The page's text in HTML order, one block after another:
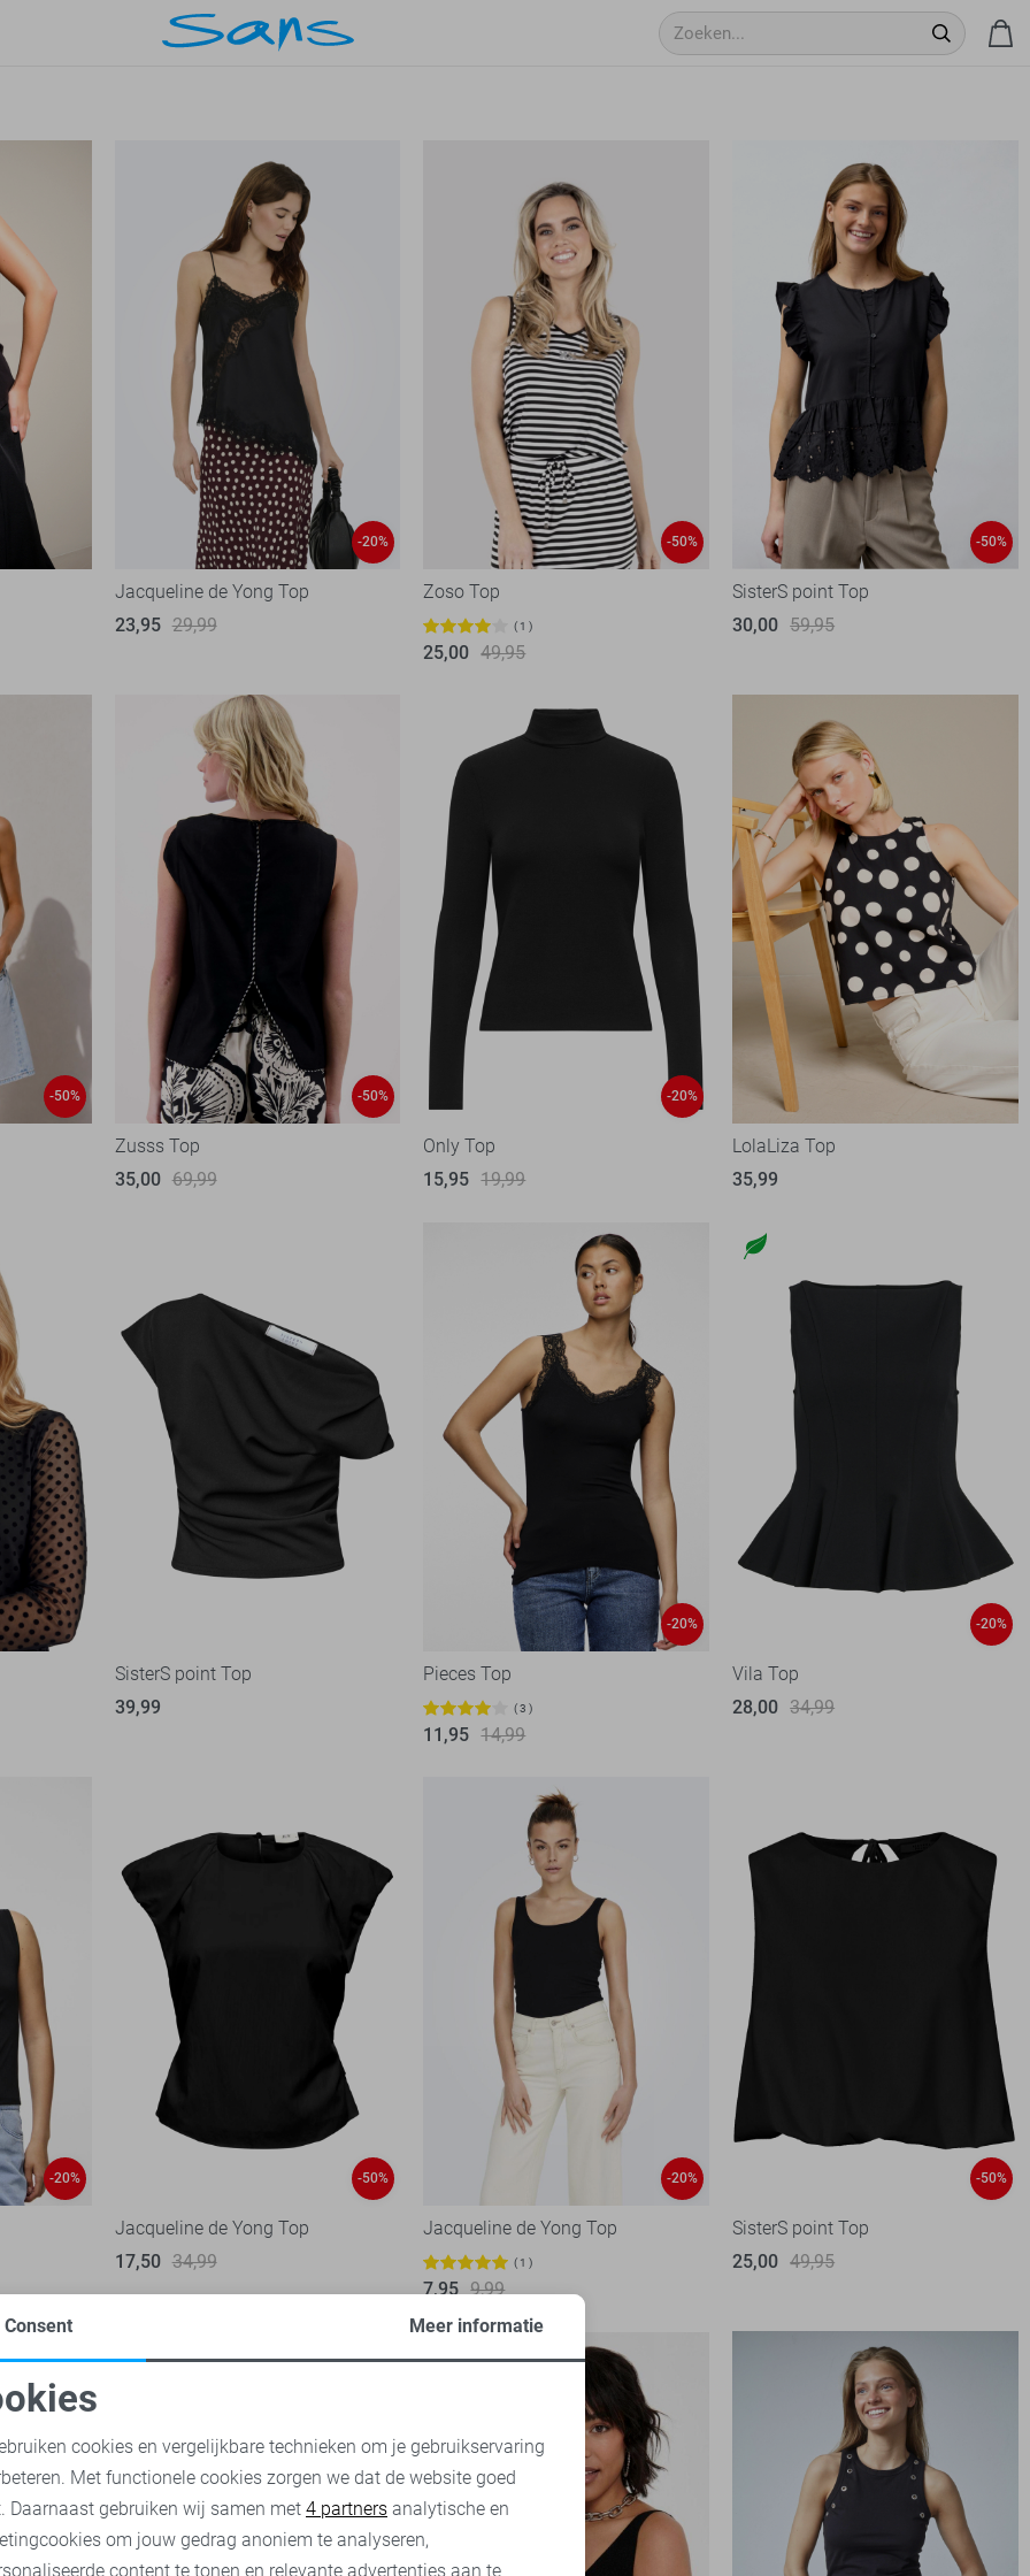
-20%
Jacqueline de Yong Top
23,95 29,99
-50%
Zoso Top
1
25,00 49,95
-50%
SisterS point Top
30,00 59,95
-50% -50%
Zusss Top
35,00 69,99
-20%
Only Top
15,95 19,99
LolaLiza Top
35,99
SisterS point Top
39,99
-20%
Pieces Top
3
11,95 14,99
-20%
Vila Top
28,00 34,99
-20% -50%
Jacqueline de Yong Top
17,50 34,99
-20%
Jacqueline de Yong Top
1
7,95 9,99
-50%
SisterS point Top
25,00 49,95
cookies
cookies Marketing cookies
Consent Meer informatie
cookies en vergelijkbare technieken om je gebruikservaring
Met functionele cookies zorgen we dat de website goed
Daarnaast gebruiken wij samen met 4 partners analytische en
om jouw gedrag anoniem te analyseren,
content te tonen en relevante advertenties aan te